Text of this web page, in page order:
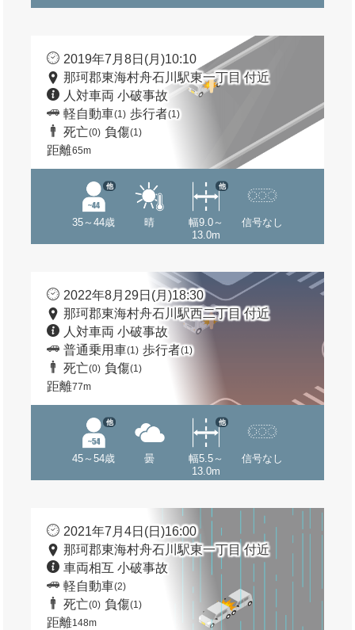
2019年7月8日(月)10:10
那珂郡東海村舟石川駅東一丁目 付近
人対車両 小破事故
軽自動車(1) 歩行者(1)
死亡(0) 負傷(1)
距離65m
35～44歳
他
晴
幅9.0～
13.0m
他
信号なし
2022年8月29日(月)18:30
那珂郡東海村舟石川駅西二丁目 付近
人対車両 小破事故
普通乗用車(1) 歩行者(1)
死亡(0) 負傷(1)
距離77m
45～54歳
他
曇
幅5.5～
13.0m
他
信号なし
2021年7月4日(日)16:00
那珂郡東海村舟石川駅東一丁目 付近
車両相互 小破事故
軽自動車(2)
死亡(0) 負傷(1)
距離148m